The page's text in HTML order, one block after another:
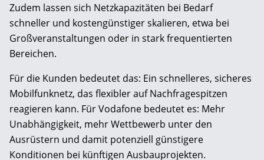
Zudem lassen sich Netzkapazitäten bei Bedarf
schneller und kostengünstiger skalieren, etwa bei
Großveranstaltungen oder in stark frequentierten
Bereichen.
Für die Kunden bedeutet das: Ein schnelleres, sicheres
Mobilfunknetz, das flexibler auf Nachfragespitzen
reagieren kann. Für Vodafone bedeutet es: Mehr
Unabhängigkeit, mehr Wettbewerb unter den
Ausrüstern und damit potenziell günstigere
Konditionen bei künftigen Ausbauprojekten.